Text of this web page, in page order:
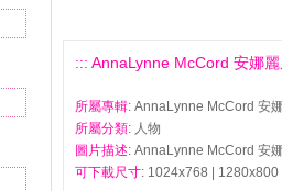
::: AnnaLynne McCord 安娜
所屬專輯: AnnaLynne McCord 安
所屬分類: 人物
圖片描述: AnnaLynne McCord 安
可下載尺寸: 1024x768 |